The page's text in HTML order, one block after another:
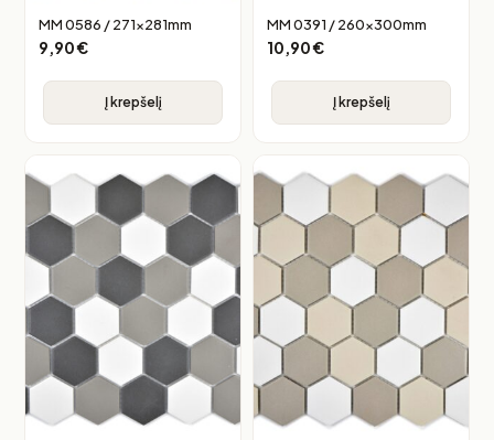
MM 0586 / 271x281mm
9,90€
Į krepšelį
MM 0391 / 260x300mm
10,90€
Į krepšelį